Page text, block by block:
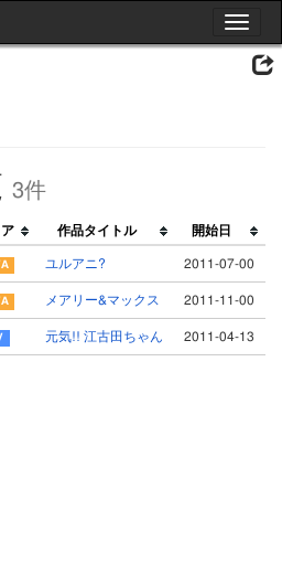
Toggle
3件
作品タイトル 開始日
ユルアニ? 2011-07-00
メアリー&マックス 2011-11-00
元気!! 江古田ちゃん 2011-04-13